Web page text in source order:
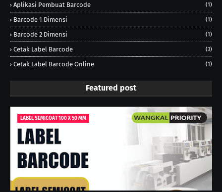
Aplikasi Pembuat Barcode (1)
Barcode 1 Dimensi (1)
Barcode 2 Dimensi (1)
Cetak Label Barcode (3)
Cetak Label Barcode Online (1)
Featured post
LABEL SEMICOAT 100 X 50 MM